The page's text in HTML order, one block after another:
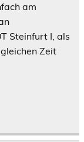
am
Steinfurt I, als
Zeit